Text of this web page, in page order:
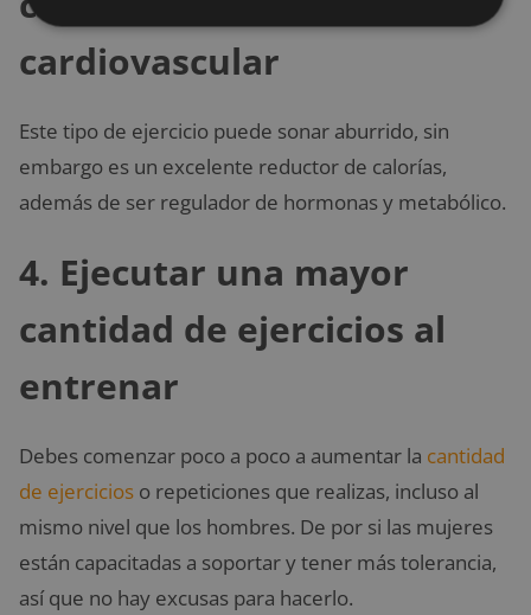
cardiovascular
Este tipo de ejercicio puede sonar aburrido, sin
embargo es un excelente reductor de calorías,
además de ser regulador de hormonas y metabólico.
4. Ejecutar una mayor
cantidad de ejercicios al
entrenar
Debes comenzar poco a poco a aumentar la cantidad
de ejercicios o repeticiones que realizas, incluso al
mismo nivel que los hombres. De por si las mujeres
están capacitadas a soportar y tener más tolerancia,
así que no hay excusas para hacerlo.